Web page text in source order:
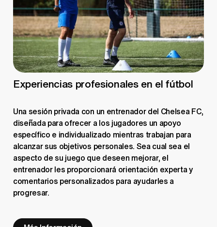
Experiencias profesionales en el fútbol
Una sesión privada con un entrenador del Chelsea FC,
diseñada para ofrecer a los jugadores un apoyo
específico e individualizado mientras trabajan para
alcanzar sus objetivos personales. Sea cual sea el
aspecto de su juego que deseen mejorar, el
entrenador les proporcionará orientación experta y
comentarios personalizados para ayudarles a
progresar.